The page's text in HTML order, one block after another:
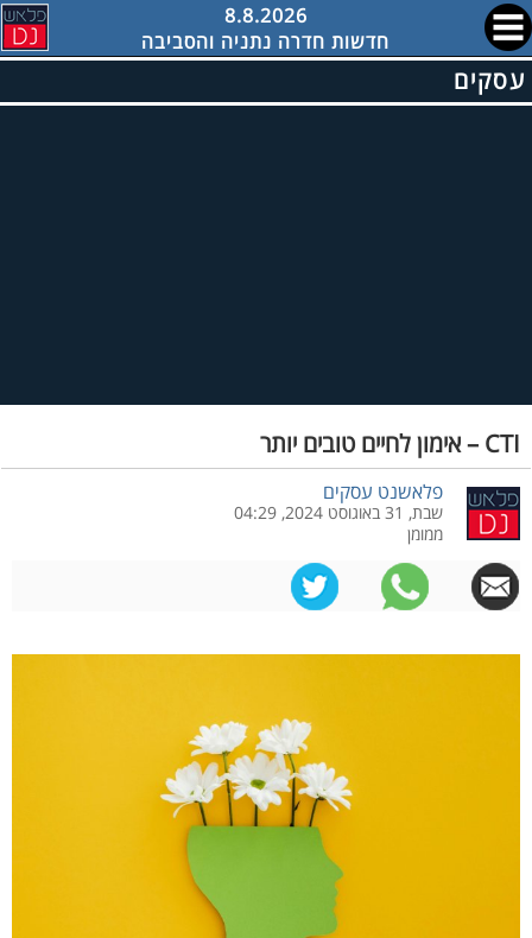
8.8.2026
חדשות חדרה נתניה והסביבה
עסקים
CTI – אימון לחיים טובים יותר
פלאשנט עסקים
שבת, 31 באוגוסט 2024, 04:29
ממומן